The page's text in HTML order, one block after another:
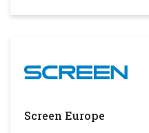
Screen Europe